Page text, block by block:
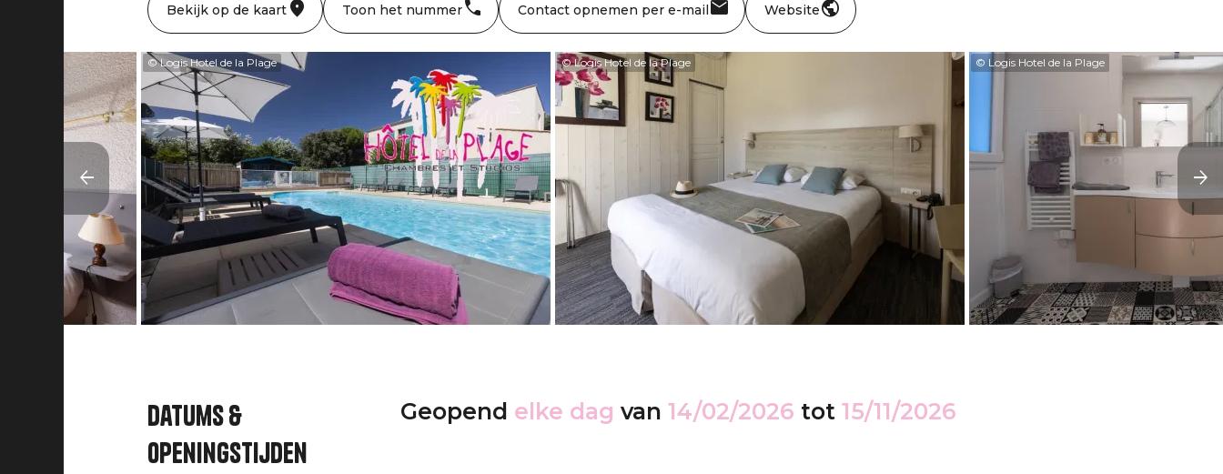
Bekijk op de kaart Toon het nummer Contact opnemen per e-mail Website
© Logis Hotel de la Plage © Logis Hotel de la Plage © Logis Hotel de la Plage
Datums &
openingstijden
Geopend elke dag van 14/02/2026 tot 15/11/2026